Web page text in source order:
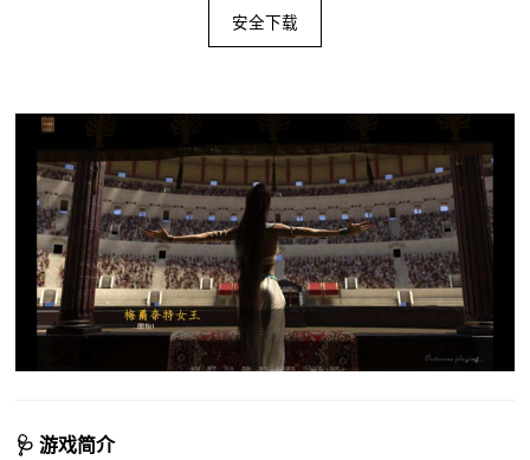
安全下载
🩺 游戏简介